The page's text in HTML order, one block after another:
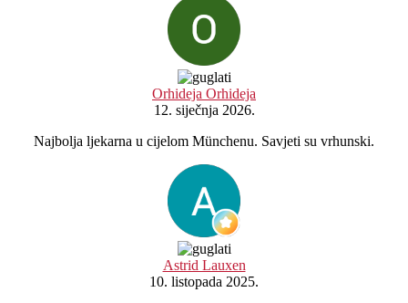
Orhideja Orhideja
12. siječnja 2026.
Najbolja ljekarna u cijelom Münchenu. Savjeti su vrhunski.
Astrid Lauxen
10. listopada 2025.